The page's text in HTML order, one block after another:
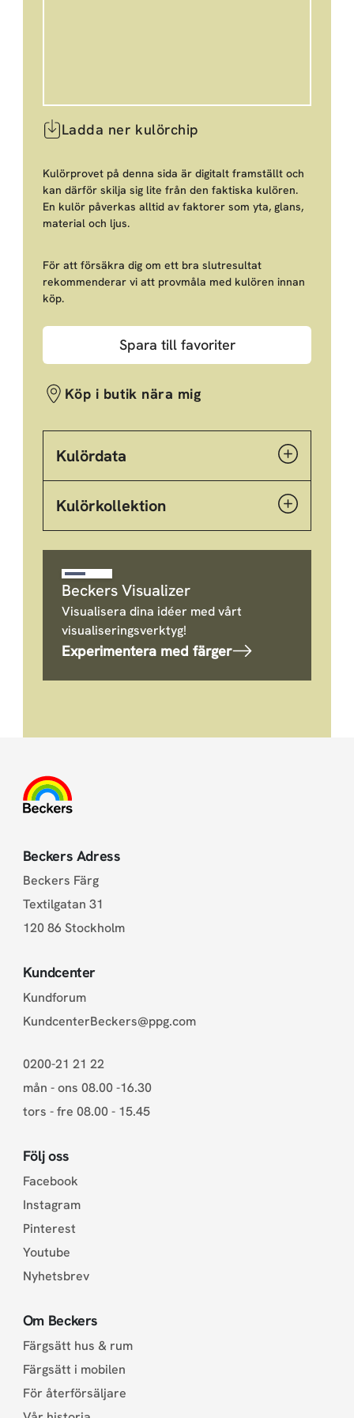
Ladda ner kulörchip
Kulörprovet på denna sida är digitalt framställt och
kan därför skilja sig lite från den faktiska kulören.
En kulör påverkas alltid av faktorer som yta, glans,
material och ljus.
För att försäkra dig om ett bra slutresultat
rekommenderar vi att provmåla med kulören innan
köp.
Spara till favoriter
Köp i butik nära mig
Kulördata
Kulörkollektion
Beckers Visualizer
Visualisera dina idéer med vårt
visualiseringsverktyg!
Experimentera med färger
Beckers Adress
Beckers Färg
Textilgatan 31
120 86 Stockholm
Kundcenter
Kundforum
KundcenterBeckers@ppg.com
0200-21 21 22
mån - ons 08.00 -16.30
tors - fre 08.00 - 15.45
Följ oss
Facebook
Instagram
Pinterest
Youtube
Nyhetsbrev
Om Beckers
Färgsätt hus & rum
Färgsätt i mobilen
För återförsäljare